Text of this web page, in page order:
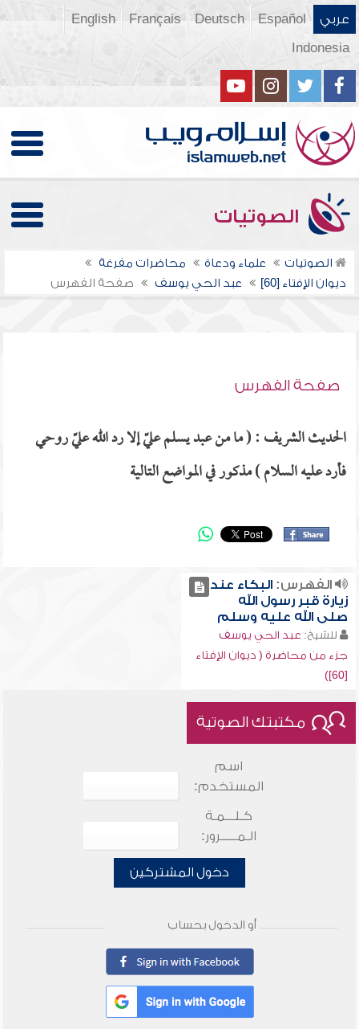
عربي Español
Deutsch
Français
English
Indonesia
الصوتيات
الصوتيات علماء ودعاة
محاضرات مفرغة
ديوان الإفتاء [60]
عبد الحي يوسف صفحة الفهرس
صفحة الفهرس
الحديث الشريف : ( ما من عبد يسلم عليّ إلا رد الله عليّ روحي
فأرد عليه السلام ) مذكور في المواضع التالية
الفهرس:البكاء عند
زيارة قبر رسول الله
صلى الله عليه وسلم
للشيخ: عبد الحي يوسف
جزء من محاضرة ( ديوان الإفتاء
[60])
مكتبتك الصوتية
اسم
المستخدم:
كـلـــمـة
الـمـــــرور:
دخول المشتركين
أو الدخول بحساب